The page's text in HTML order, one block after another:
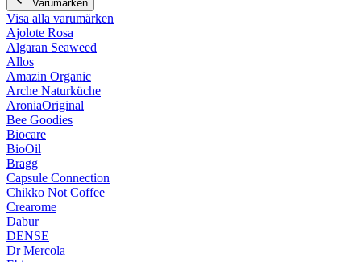
Varumärken
Visa alla varumärken
Ajolote Rosa
Algaran Seaweed
Allos
Amazin Organic
Arche Naturküche
AroniaOriginal
Bee Goodies
Biocare
BioOil
Bragg
Capsule Connection
Chikko Not Coffee
Crearome
Dabur
DENSE
Dr Mercola